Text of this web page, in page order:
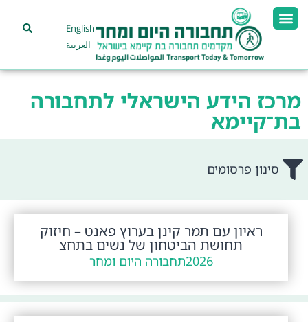
English
العربية
מרכז הידע הישראלי לתחבורה
בת־קיימא
סינון פרסומים
ראיון עם תמר קינן בערוץ פאנט – חיזוק
תחושת הביטחון של נשים בתחצ
2026תחבורה היום ומחר